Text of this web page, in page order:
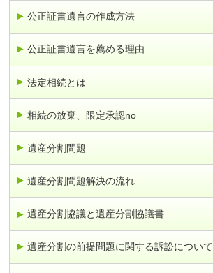
公正証書遺言の作成方法
公正証書遺言を薦める理由
法定相続とは
相続の放棄、限定承認no
遺産分割問題
遺産分割問題解決の流れ
遺産分割協議と遺産分割協議書
遺産分割の前提問題に関する訴訟について